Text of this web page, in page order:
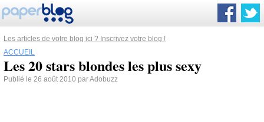
Les articles de votre blog ici ? Inscrivez votre blog !
ACCUEIL
Les 20 stars blondes les plus sexy
Publié le 26 août 2010 par Adobuzz